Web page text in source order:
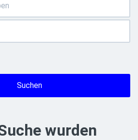
Suchen
wurden